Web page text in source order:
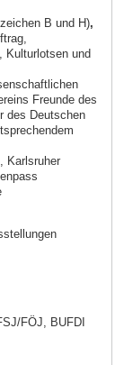
B und H),
Kulturlotsen und
Freunde des
des Deutschen
Karlsruher
FÖJ, BUFDI